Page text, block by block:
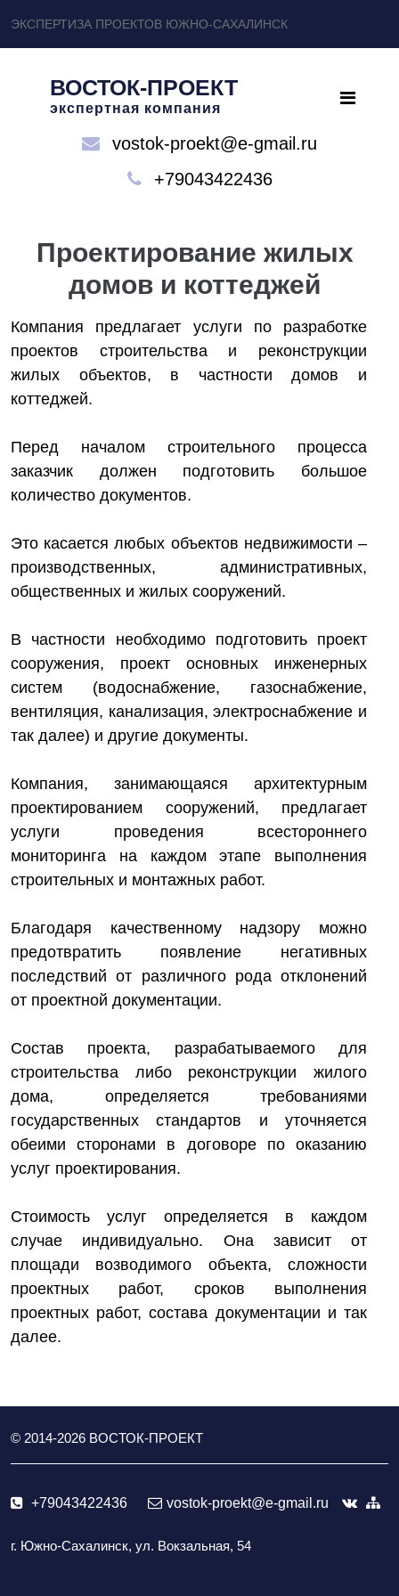
ЭКСПЕРТИЗА ПРОЕКТОВ ЮЖНО-САХАЛИНСК
ВОСТОК-ПРОЕКТ
экспертная компания
vostok-proekt@e-gmail.ru
+79043422436
Проектирование жилых
домов и коттеджей
Компания предлагает услуги по разработке
проектов строительства и реконструкции
жилых объектов, в частности домов и
коттеджей.
Перед началом строительного процесса
заказчик должен подготовить большое
количество документов.
Это касается любых объектов недвижимости –
производственных, административных,
общественных и жилых сооружений.
В частности необходимо подготовить проект
сооружения, проект основных инженерных
систем (водоснабжение, газоснабжение,
вентиляция, канализация, электроснабжение и
так далее) и другие документы.
Компания, занимающаяся архитектурным
проектированием сооружений, предлагает
услуги проведения всестороннего
мониторинга на каждом этапе выполнения
строительных и монтажных работ.
Благодаря качественному надзору можно
предотвратить появление негативных
последствий от различного рода отклонений
от проектной документации.
Состав проекта, разрабатываемого для
строительства либо реконструкции жилого
дома, определяется требованиями
государственных стандартов и уточняется
обеими сторонами в договоре по оказанию
услуг проектирования.
Стоимость услуг определяется в каждом
случае индивидуально. Она зависит от
площади возводимого объекта, сложности
проектных работ, сроков выполнения
проектных работ, состава документации и так
далее.
© 2014-2026 ВОСТОК-ПРОЕКТ
+79043422436 vostok-proekt@e-gmail.ru
г. Южно-Сахалинск, ул. Вокзальная, 54